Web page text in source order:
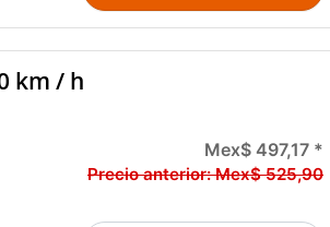
km / h
Mex$ 497,17 *
Precio anterior:Mex$ 525,90